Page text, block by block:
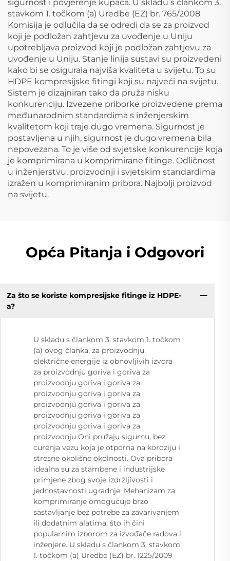
sigurnost i povjerenje kupaca. U skladu s člankom 3.
stavkom 1. točkom (a) Uredbe (EZ) br. 765/2008
Komisija je odlučila da se odredi da se za proizvod
koji je podložan zahtjevu za uvođenje u Uniju
upotrebljava proizvod koji je podložan zahtjevu za
uvođenje u Uniju. Stanje linija sustavi su proizvedeni
kako bi se osigurala najviša kvaliteta u svijetu. To su
HDPE kompresijske fitingi koji su najveći na svijetu.
Sistem je dizajniran tako da pruža nisku
konkurenciju. Izvezene priborke proizvedene prema
međunarodnim standardima s inženjerskim
kvalitetom koji traje dugo vremena. Sigurnost je
postavljena u njih, sigurnost je dugo vremena bila
nepovezana. To je više od svjetske konkurencije koja
je komprimirana u komprimirane fitinge. Odličnost
u inženjerstvu, proizvodnji i svjetskim standardima
izražen u komprimiranim pribora. Najbolji proizvod
na svijetu.
Opća Pitanja i Odgovori
Za što se koriste kompresijske fitinge iz HDPE-
a?
U skladu s člankom 3. stavkom 1. točkom
(a) ovog članka, za proizvodnju
električne energije iz obnovljivih izvora
za proizvodnju goriva i goriva za
proizvodnju goriva i goriva za
proizvodnju goriva i goriva za
proizvodnju goriva i goriva za
proizvodnju goriva i goriva za
proizvodnju goriva i goriva za
proizvodnju Oni pružaju sigurnu, bez
curenja vezu koja je otporna na koroziju i
stresne okolišne okolnosti. Ova pribora
idealna su za stambene i industrijske
primjene zbog svoje izdržljivosti i
jednostavnosti ugradnje. Mehanizam za
komprimiranje omogućuje brzo
sastavljanje bez potrebe za zavarivanjem
ili dodatnim alatima, što ih čini
popularnim izborom za izvođače radova i
inženjere. U skladu s člankom 3. stavkom
1. točkom (a) Uredbe (EZ) br. 1225/2009